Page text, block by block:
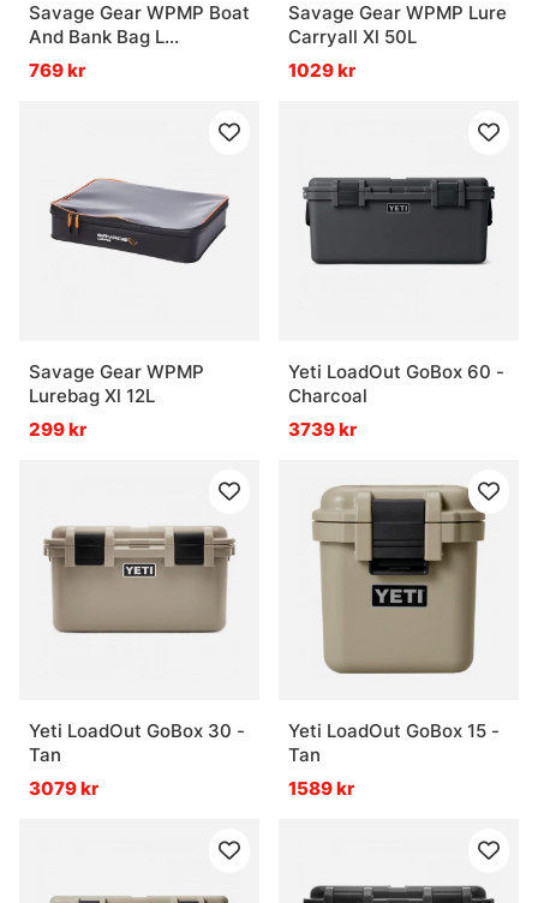
Savage Gear WPMP Boat
And Bank Bag L
36X23X28cm 24L
769 kr
Savage Gear WPMP Lure
Carryall Xl 50L
1029 kr
Savage Gear WPMP
Lurebag Xl 12L
299 kr
Yeti LoadOut GoBox 60 -
Charcoal
3739 kr
Yeti LoadOut GoBox 30 -
Tan
3079 kr
Yeti LoadOut GoBox 15 -
Tan
1589 kr